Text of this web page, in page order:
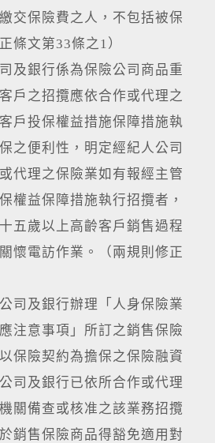
交保險費之人，不包括被保
條文第33條之1）
及銀行係為保險公司商品重
戶之招攬應依合作或代理之
戶投保權益措施保障措施執
之便利性，明定經紀人公司
代理之保險業如有報經主管
權益保障措施執行招攬者，
五歲以上高齡客戶銷售過程
懷電訪作業。（兩規則修正
司及銀行辦理「人身保險業
注意事項」所訂之銷售保險
保險契約為擔保之保險融資
司及銀行已依所合作或代理
關備查或核准之該業務招攬
銷售保險商品得豁免適用對